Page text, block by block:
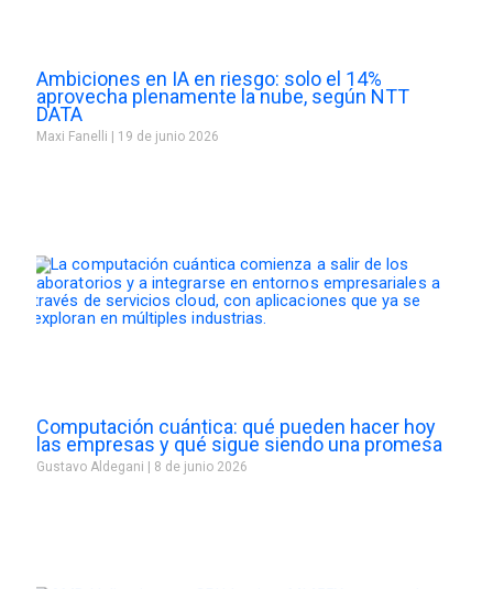
Ambiciones en IA en riesgo: solo el 14%
aprovecha plenamente la nube, según NTT
DATA
Maxi Fanelli 19 de junio 2026
Computación cuántica: qué pueden hacer hoy
las empresas y qué sigue siendo una promesa
Gustavo Aldegani 8 de junio 2026